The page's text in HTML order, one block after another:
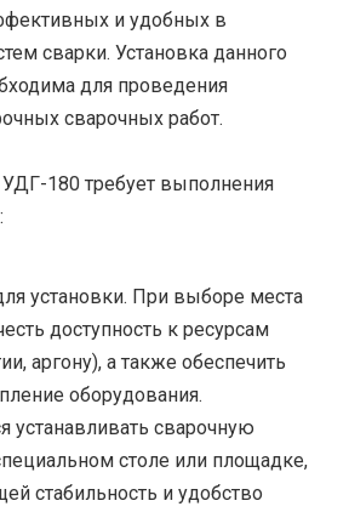
и удобных в
сварки. Установка данного
для проведения
сварочных работ.
180 требует выполнения
установки. При выборе места
доступность к ресурсам
аргону), а также обеспечить
оборудования.
устанавливать сварочную
столе или площадке,
стабильность и удобство